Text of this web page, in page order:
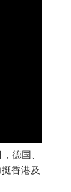
德国、
香港及